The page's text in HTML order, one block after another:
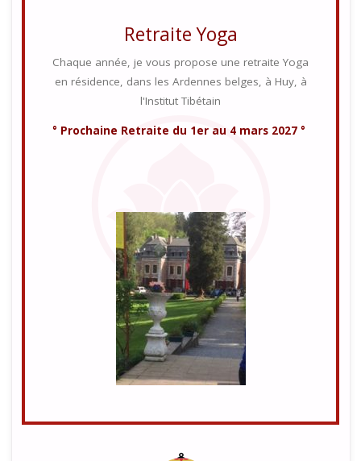
Retraite Yoga
Chaque année, je vous propose une retraite Yoga
en résidence, dans les Ardennes belges, à Huy, à
l'Institut Tibétain
° Prochaine Retraite du 1er au 4 mars 2027 °